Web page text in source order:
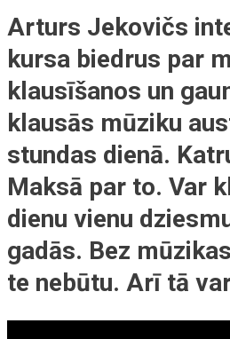
Arturs Jekovičs
kursa biedrus par
klausīšanos un
klausās mūziku
stundas dienā.
Maksā par to. Var
dienu vienu
gadās. Bez
te nebūtu. Arī tā